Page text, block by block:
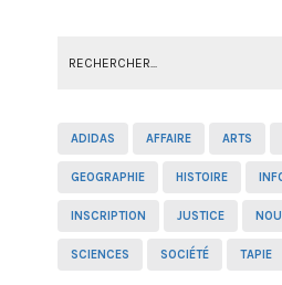
ADIDAS AFFAIRE ARTS
GEOGRAPHIE HISTOIRE
INSCRIPTION JUSTICE
SCIENCES SOCIÉTÉ TAPIE